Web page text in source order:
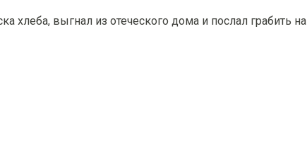
хлеба, выгнал из отеческого дома и послал грабить